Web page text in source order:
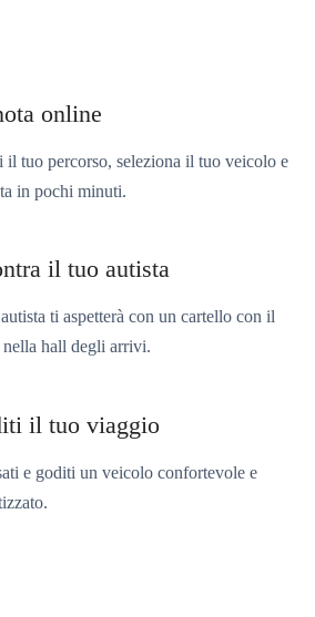
online
il tuo percorso, seleziona il tuo veicolo e
in pochi minuti.
il tuo autista
ti aspetterà con un cartello con il
nella hall degli arrivi.
il tuo viaggio
e goditi un veicolo confortevole e